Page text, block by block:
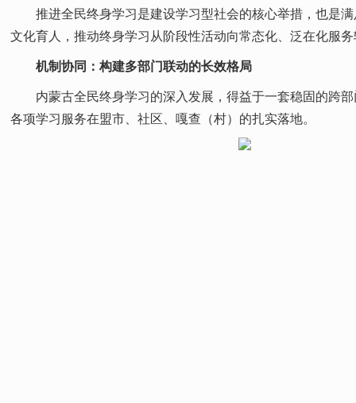
推进全民终身学习是建设学习型社会的核心举措，也是
文化育人，推动终身学习从阶段性活动向常态化、泛在化服
机制协同：构建多部门联动的长效格局
内蒙古全民终身学习的深入发展，得益于一套稳固的跨部
各项学习服务在盟市、社区、嘎查（村）的扎实落地。